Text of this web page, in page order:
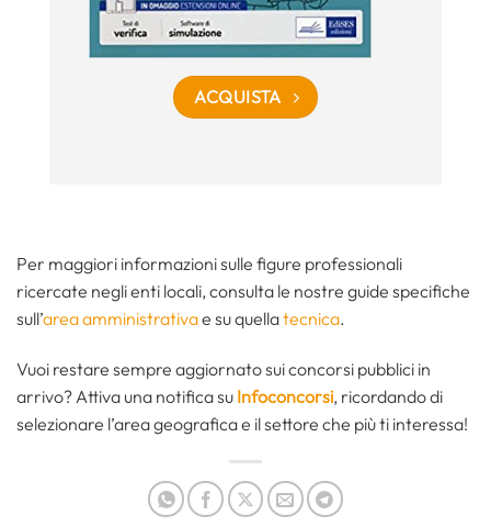
ACQUISTA
Per maggiori informazioni sulle figure professionali
ricercate negli enti locali, consulta le nostre guide specifiche
sull’area amministrativae su quellatecnica.
Vuoi restare sempre aggiornato sui concorsi pubblici in
arrivo? Attiva una notifica su Infoconcorsi, ricordando di
selezionare l’area geografica e il settore che più ti interessa!